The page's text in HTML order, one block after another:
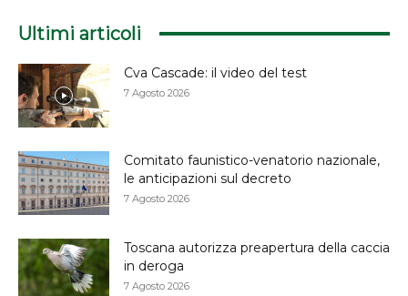
Ultimi articoli
Cva Cascade: il video del test
7 Agosto 2026
Comitato faunistico-venatorio nazionale,
le anticipazioni sul decreto
7 Agosto 2026
Toscana autorizza preapertura della caccia
in deroga
7 Agosto 2026